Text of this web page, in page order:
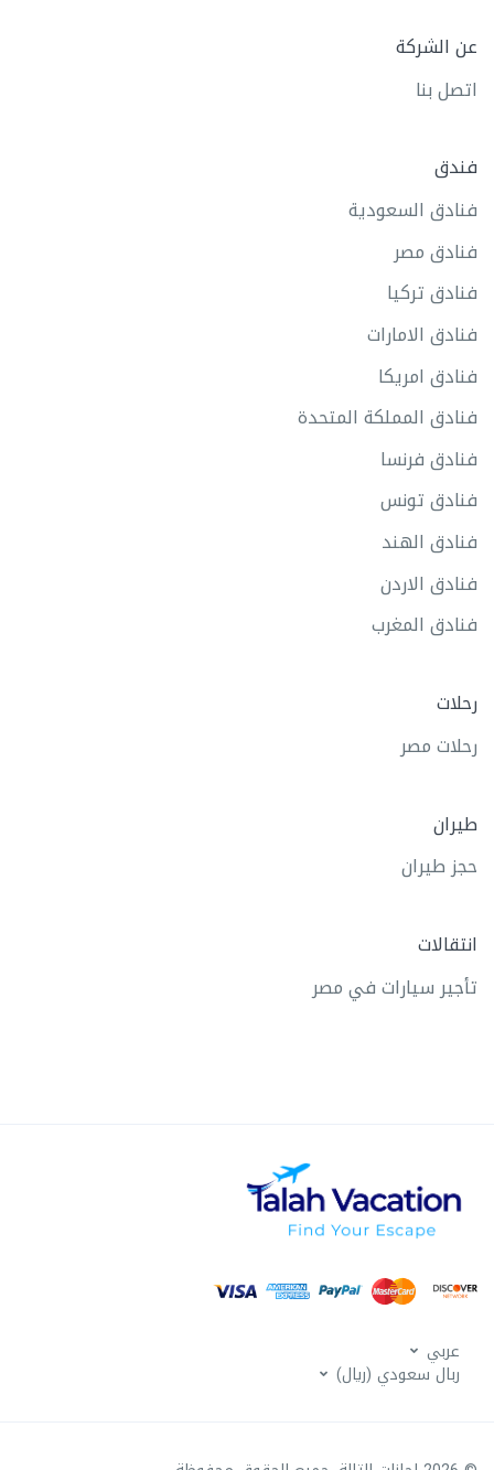
عن الشركة
اتصل بنا
فندق
فنادق السعودية
فنادق مصر
فنادق تركيا
فنادق الامارات
فنادق امريكا
فنادق المملكة المتحدة
فنادق فرنسا
فنادق تونس
فنادق الهند
فنادق الاردن
فنادق المغرب
رحلات
رحلات مصر
طيران
حجز طيران
انتقالات
تأجير سيارات في مصر
عربي
ربال سعودي (ريال)